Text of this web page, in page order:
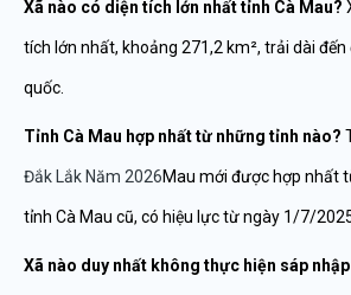
Xã nào có diện tích lớn nhất tỉnh Cà Mau?
tích lớn nhất, khoảng 271,2 km², trải dài
quốc.
Tỉnh Cà Mau hợp nhất từ những tỉnh nào?
Đắk Lắk Năm 2026Mau mới được hợp nhất
tỉnh Cà Mau cũ, có hiệu lực từ ngày 1/7/
Xã nào duy nhất không thực hiện sáp